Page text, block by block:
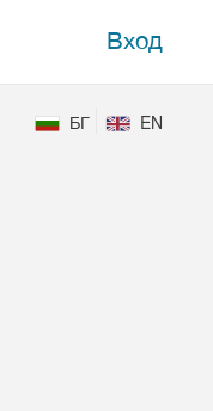
Вход
БГ EN